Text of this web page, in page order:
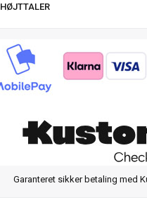
HØJTTALER
Garanteret sikker betaling med